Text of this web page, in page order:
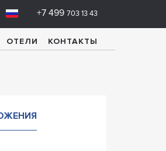
+7 499 703 13 43
ОТЕЛИ КОНТАКТЫ